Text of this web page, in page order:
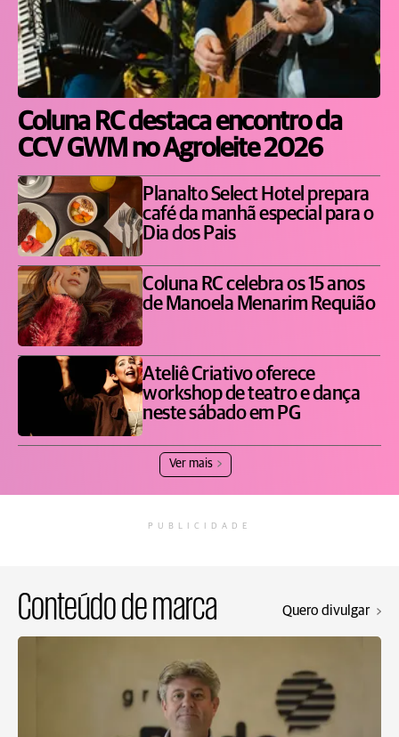
Coluna RC destaca encontro da
CCV GWM no Agroleite 2026
Planalto Select Hotel prepara
café da manhã especial para o
Dia dos Pais
Coluna RC celebra os 15 anos
de Manoela Menarim Requião
Ateliê Criativo oferece
workshop de teatro e dança
neste sábado em PG
Ver mais
PUBLICIDADE
Conteúdo de marca Quero divulgar